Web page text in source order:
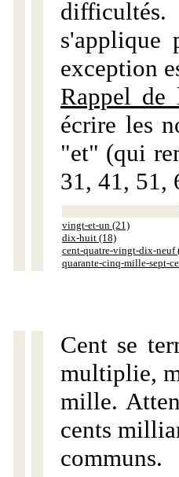
exception
Rappel de
écrire les
"et" (qui
31, 41, 51,
vingt-et-un (21)
dix-huit (18)
cent-quatre-vingt-dix-neuf
quarante-cinq-mille-sept-
Cent se
multiplie,
mille.
cents
communs.